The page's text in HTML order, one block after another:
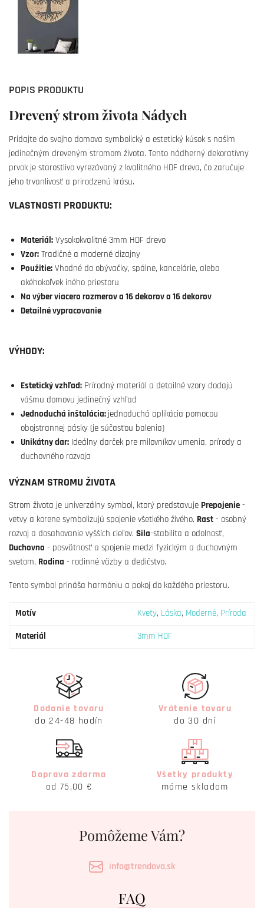
POPIS PRODUKTU
Drevený strom života Nádych
Pridajte do svojho domova symbolický a estetický kúsok s naším
jedinečným dreveným stromom života. Tento nádherný dekoratívny
prvok je starostlivo vyrezávaný z kvalitného HDF dreva, čo zaručuje
jeho trvanlivosť a prirodzenú krásu.
VLASTNOSTI PRODUKTU:
Materiál: Vysokokvalitné 3mm HDF drevo
Vzor: Tradičné a moderné dizajny
Použitie: Vhodné do obývačky, spálne, kancelárie, alebo
akéhokoľvek iného priestoru
Na výber viacero rozmerov a 16 dekorov a 16 dekorov
Detailné vypracovanie
VÝHODY:
Estetický vzhľad: Prírodný materiál a detailné vzory dodajú
vášmu domovu jedinečný vzhľad
Jednoduchá inštalácia: jednoduchá aplikácia pomocou
obojstrannej pásky (je súčasťou balenia)
Unikátny dar: Ideálny darček pre milovníkov umenia, prírody a
duchovného rozvoja
VÝZNAM STROMU ŽIVOTA
Strom života je univerzálny symbol, ktorý predstavuje Prepojenie -
vetvy a korene symbolizujú spojenie všetkého živého. Rast - osobný
rozvoj a dosahovanie vyšších cieľov. Sila-stabilita a odolnosť,
Duchovno - posvätnosť a spojenie medzi fyzickým a duchovným
svetom, Rodina - rodinné väzby a dedičstvo.
Tento symbol prináša harmóniu a pokoj do každého priestoru.
Motív Kvety, Láska, Moderné, Príroda
Materiál 3mm HDF
Dodanie tovaru
do 24-48 hodín
Vrátenie tovaru
do 30 dní
Doprava zdarma
od 75,00 €
Všetky produkty
máme skladom
Pomôžeme Vám?
info@trendova.sk
FAQ